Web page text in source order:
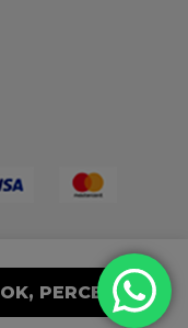
OK, PERCEBI!